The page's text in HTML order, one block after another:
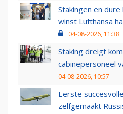
Stakingen en
winst Lufthansa
04-08-2026, 11:38
Staking dreigt
cabinepersoneel
04-08-2026, 10:57
Eerste
zelfgemaakt